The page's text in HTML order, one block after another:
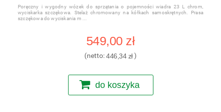
Poręczny i wygodny wózek do sprzątania o pojemności wiadra 23 L chrom,
wyciskarka szczękowa. Stelaż chromowany na kółkach samoskrętnych. Prasa
szczękowa do wyciskania m
549,00 zł
(netto:446,34 zł)
do koszyka